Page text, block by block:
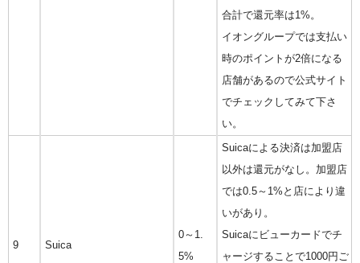
合計で還元率は1%。
イオングループでは支払い
時のポイントが2倍になる
店舗があるので公式サイト
でチェックしてみて下さ
い。
9 Suica
0～1.
5%
Suicaによる決済は加盟店
以外は還元がなし。加盟店
では0.5～1%と店により違
いがあり。
Suicaにビューカードでチ
ャージすることで1000円ご